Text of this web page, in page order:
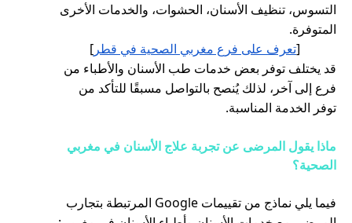
التسوس، تنظيف الأسنان، الحشوات، والخدمات الأخرى
المتوفرة.
[تعرف على فرع مغربي الصحية في قطر ]
قد يختلف توفر بعض خدمات طب الأسنان والأطباء من
فرع إلى آخر، لذلك يُنصح بالتواصل مسبقًا للتأكد من
توفر الخدمة المناسبة.
ماذا يقول المرضى عن تجربة علاج الأسنان في مغربي
الصحية؟
فيما يلي نماذج من تقييمات Google المرتبطة بتجارب